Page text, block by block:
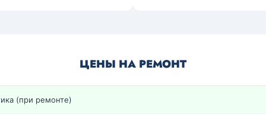
ЦЕНЫ НА РЕМОНТ
(при ремонте)